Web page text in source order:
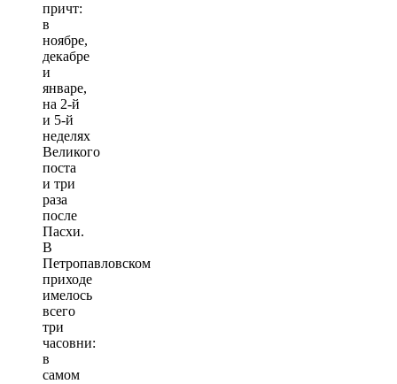
причт:
в
ноябре,
декабре
и
январе,
на 2-й
и 5-й
неделях
Великого
поста
и три
раза
после
Пасхи.
В
Петропавловском
приходе
имелось
всего
три
часовни:
в
самом